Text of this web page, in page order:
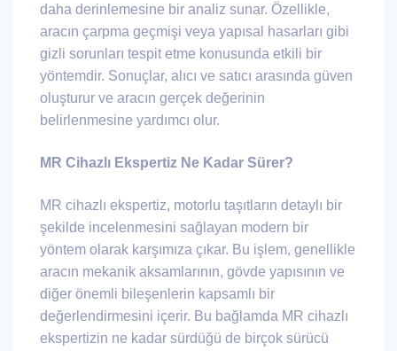
daha derinlemesine bir analiz sunar. Özellikle,
aracın çarpma geçmişi veya yapısal hasarları gibi
gizli sorunları tespit etme konusunda etkili bir
yöntemdir. Sonuçlar, alıcı ve satıcı arasında güven
oluşturur ve aracın gerçek değerinin
belirlenmesine yardımcı olur.
MR Cihazlı Ekspertiz Ne Kadar Sürer?
MR cihazlı ekspertiz, motorlu taşıtların detaylı bir
şekilde incelenmesini sağlayan modern bir
yöntem olarak karşımıza çıkar. Bu işlem, genellikle
aracın mekanik aksamlarının, gövde yapısının ve
diğer önemli bileşenlerin kapsamlı bir
değerlendirmesini içerir. Bu bağlamda MR cihazlı
ekspertizin ne kadar sürdüğü de birçok sürücü